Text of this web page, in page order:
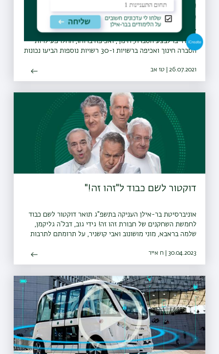
מיזם "קחו אתכם את הזבל" יקודם בעולם
כפורץ דרך
27 מועצות מקומיות ומועצות אזוריות חתמו על אמנת המיזם
והתחייבו לבצע הסברה, חינוך, ואכיפה ברוחו, החלו פעילויות
הסברה חינוך ואכיפה ברשויות ו-30 רשויות נוספות הביעו נכונות
26.07.2021 | טז אב
דוקטור לשם כבוד ל"זהו זה!"
אוניברסיטת בר-אילן העניקה בתשפ"ג תואר דוקטור לשם כבוד
לחמשת השחקנים של חבורת זהו זה! גידי גוב, דבל'ה גליקמן,
שלמה בראבא, מוני מושונוב ואבי קושניר, על תרומתם לתרבות
30.04.2023 | ח אייר